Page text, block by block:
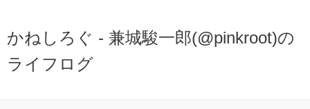
かねしろぐ - 兼城駿一郎(@pinkroot)の
ライフログ